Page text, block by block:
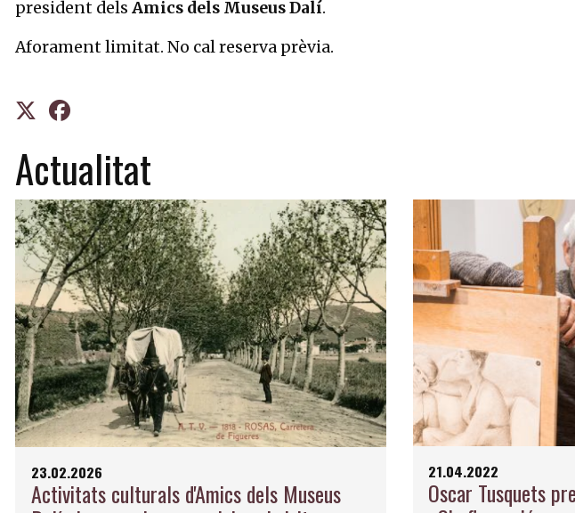
president dels Amics dels Museus Dalí.
Aforament limitat. No cal reserva prèvia.
Actualitat
23.02.2026
Activitats culturals d'Amics dels Museus
21.04.2022
Oscar Tusquets